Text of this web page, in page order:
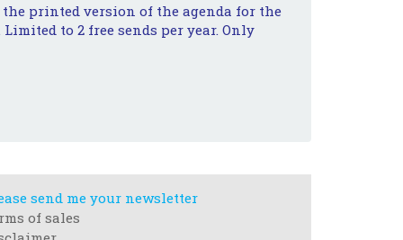
printed version of the agenda for the
to 2 free sends per year. Only
send me your newsletter
of sales